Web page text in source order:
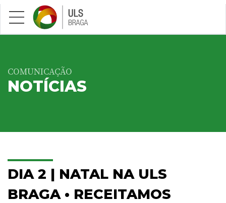
Saltar para conteúdo principal
COMUNICAÇÃO
NOTÍCIAS
DIA 2 | NATAL NA ULS
BRAGA • RECEITAMOS